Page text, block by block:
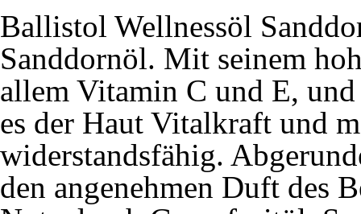
Ballistol Wellnessöl
Sanddornöl. Mit seinem
allem Vitamin C und E,
es der Haut Vitalkraft und
widerstandsfähig.
den angenehmen Duft des